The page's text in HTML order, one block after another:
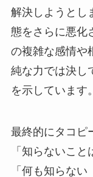
解決しようとし
態をさらに悪化
の複雑な感情や
純な力では決し
を示しています。
最終的にタコピ
「知らないこ
「何も知らな